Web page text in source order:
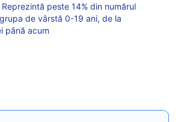
peste 14% din numărul
de vârstă 0-19 ani, de la
până acum